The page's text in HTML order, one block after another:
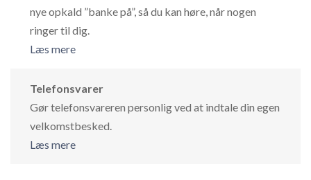
nye opkald ”banke på”, så du kan høre, når nogen
ringer til dig.
Læs mere
Telefonsvarer
Gør telefonsvareren personlig ved at indtale din egen
velkomstbesked.
Læs mere